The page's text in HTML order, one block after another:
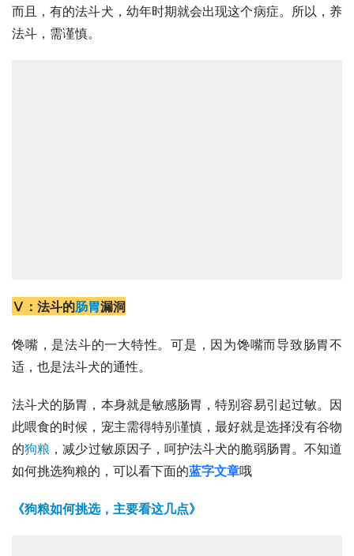
而且，有的法斗犬，幼年时期就会出现这个病症。所以，养
法斗，需谨慎。
Ⅴ：法斗的肠胃漏洞
馋嘴，是法斗的一大特性。可是，因为馋嘴而导致肠胃不
适，也是法斗犬的通性。
法斗犬的肠胃，本身就是敏感肠胃，特别容易引起过敏。因
此喂食的时候，宠主需得特别谨慎，最好就是选择没有谷物
的狗粮 ，减少过敏原因子，呵护法斗犬的脆弱肠胃。不知道
如何挑选狗粮的，可以看下面的蓝字文章哦
《狗粮如何挑选，主要看这几点》